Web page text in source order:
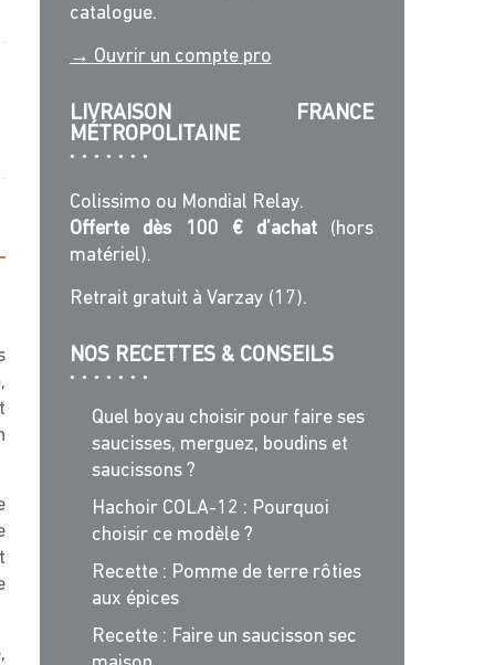
,
catalogue.
→ Ouvrir un compte pro
LIVRAISON FRANCE
MÉTROPOLITAINE
Colissimo ou Mondial Relay.
Offerte dès 100 € d’achat (hors
matériel).
Retrait gratuit à Varzay (17).
NOS RECETTES & CONSEILS
Quel boyau choisir pour faire ses
saucisses, merguez, boudins et
saucissons ?
Hachoir COLA-12 : Pourquoi
choisir ce modèle ?
Recette : Pomme de terre rôties
aux épices
Recette : Faire un saucisson sec